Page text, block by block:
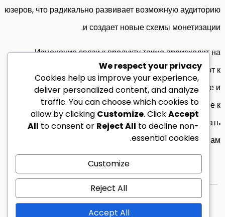
юзеров, что радикально развивает возможную аудиторию
и создает новые схемы монетизации.
Изменение связи к продукту также происходит на
эмоциональном уровне. Юзеры приступают к
воспринимать сложные сервисы как несложные и
дружелюбные, что снижает ментальное сопротивление к
их эксплуатации и повышает намерение рекомендовать
решение иным персонам.
© 2026 زين ليبيا كل الحقوق محفوظة.
We respect your privacy
Cookies help us improve your experience,
deliver personalized content, and analyze
traffic. You can choose which cookies to
allow by clicking Customize. ClickAccept
All to consent or Reject All to decline non-
essential cookies.
Customize
Reject All
Accept All